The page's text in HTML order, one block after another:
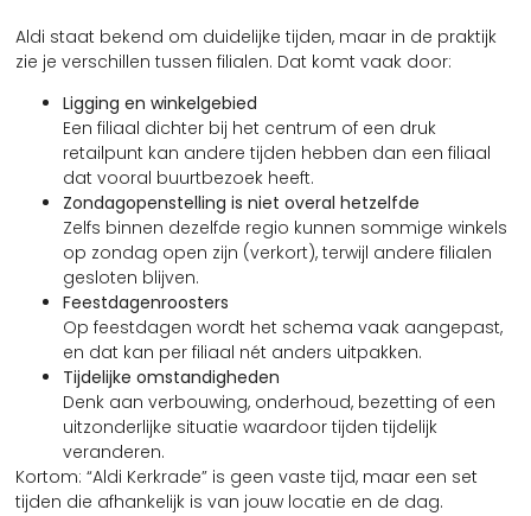
Aldi staat bekend om duidelijke tijden, maar in de praktijk
zie je verschillen tussen filialen. Dat komt vaak door:
Ligging en winkelgebied
Een filiaal dichter bij het centrum of een druk
retailpunt kan andere tijden hebben dan een filiaal
dat vooral buurtbezoek heeft.
Zondagopenstelling is niet overal hetzelfde
Zelfs binnen dezelfde regio kunnen sommige winkels
op zondag open zijn (verkort), terwijl andere filialen
gesloten blijven.
Feestdagenroosters
Op feestdagen wordt het schema vaak aangepast,
en dat kan per filiaal nét anders uitpakken.
Tijdelijke omstandigheden
Denk aan verbouwing, onderhoud, bezetting of een
uitzonderlijke situatie waardoor tijden tijdelijk
veranderen.
Kortom: “Aldi Kerkrade” is geen vaste tijd, maar een set
tijden die afhankelijk is van jouw locatie en de dag.